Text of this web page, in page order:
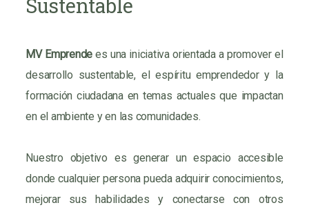
MV Emprendees una iniciativa orientada a promover el
desarrollo sustentable, el espíritu emprendedor y la
formación ciudadana en temas actuales que impactan
en el ambiente y en las comunidades.
Nuestro objetivo es generar un espacio accesible
donde cualquier persona pueda adquirir conocimientos,
mejorar sus habilidades y conectarse con otros